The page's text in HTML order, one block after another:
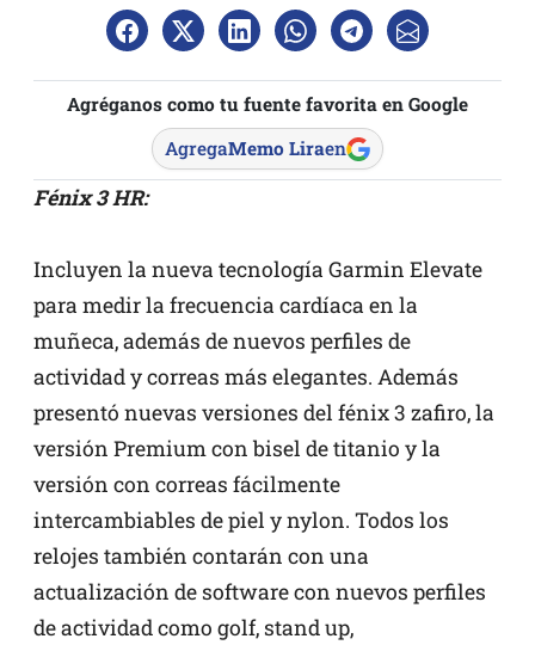
Agréganos como tu fuente favorita en Google
AgregaMemo Liraen
Fénix 3 HR:
Incluyen la nueva tecnología Garmin Elevate
para medir la frecuencia cardíaca en la
muñeca, además de nuevos perfiles de
actividad y correas más elegantes. Además
presentó nuevas versiones del fénix 3 zafiro, la
versión Premium con bisel de titanio y la
versión con correas fácilmente
intercambiables de piel y nylon. Todos los
relojes también contarán con una
actualización de software con nuevos perfiles
de actividad como golf, stand up,